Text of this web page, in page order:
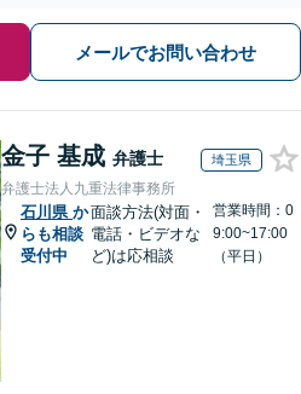
メールでお問い合わせ
金子 基成 弁護士 埼玉県
弁護士法人九重法律事務所
石川県 か
らも相談
受付中
面談方法(対面・
電話・ビデオな
ど)は応相談
営業時間：0
9:00~17:00
（平日）